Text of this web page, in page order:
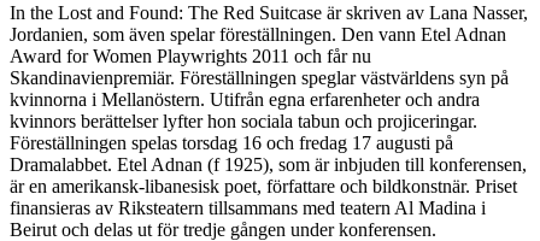
In the Lost and Found: The Red Suitcase är skriven av Lana Nasser,
Jordanien, som även spelar föreställningen. Den vann Etel Adnan
Award for Women Playwrights 2011 och får nu
Skandinavienpremiär. Föreställningen speglar västvärldens syn på
kvinnorna i Mellanöstern. Utifrån egna erfarenheter och andra
kvinnors berättelser lyfter hon sociala tabun och projiceringar.
Föreställningen spelas torsdag 16 och fredag 17 augusti på
Dramalabbet. Etel Adnan (f 1925), som är inbjuden till konferensen,
är en amerikansk-libanesisk poet, författare och bildkonstnär. Priset
finansieras av Riksteatern tillsammans med teatern Al Madina i
Beirut och delas ut för tredje gången under konferensen.